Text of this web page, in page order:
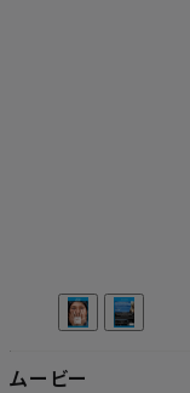
ムービー